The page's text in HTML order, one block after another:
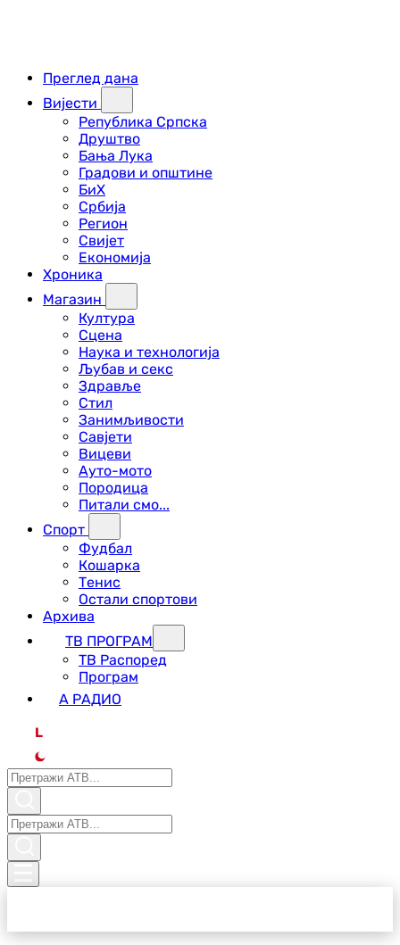
Преглед дана
Вијести
Република Српска
Друштво
Бања Лука
Градови и општине
БиХ
Србија
Регион
Свијет
Економија
Хроника
Магазин
Култура
Сцена
Наука и технологија
Љубав и секс
Здравље
Стил
Занимљивости
Савјети
Вицеви
Ауто-мото
Породица
Питали смо...
Спорт
Фудбал
Кошарка
Тенис
Остали спортови
Архива
ТВ ПРОГРАМ
ТВ Распоред
Програм
А РАДИО
L